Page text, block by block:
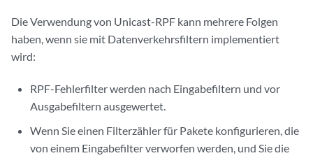
Die Verwendung von Unicast-RPF kann mehrere Folgen
haben, wenn sie mit Datenverkehrsfiltern implementiert
wird:
RPF-Fehlerfilter werden nach Eingabefiltern und vor
Ausgabefiltern ausgewertet.
Wenn Sie einen Filterzähler für Pakete konfigurieren, die
von einem Eingabefilter verworfen werden, und Sie die